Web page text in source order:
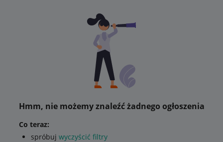
Hmm, nie możemy znaleźć żadnego ogłoszenia
Co teraz:
spróbuj wyczyścić filtry